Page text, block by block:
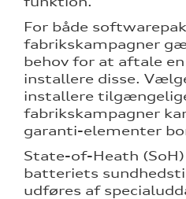
For både
fabrikskampagner
behov for at aftale
installere disse.
installere
fabrikskampagner
garanti-elementer
State-of-Heath
batteriets
udføres af